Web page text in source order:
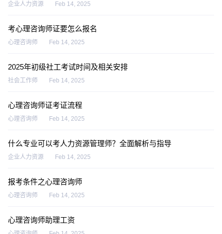
企业人力资源 Feb 14, 2025
考心理咨询师证要怎么报名
心理咨询师 Feb 14, 2025
2025年初级社工考试时间及相关安排
社会工作师 Feb 14, 2025
心理咨询师证考证流程
心理咨询师 Feb 14, 2025
什么专业可以考人力资源管理师？全面解析与指导
企业人力资源 Feb 14, 2025
报考条件之心理咨询师
心理咨询师 Feb 14, 2025
心理咨询师助理工资